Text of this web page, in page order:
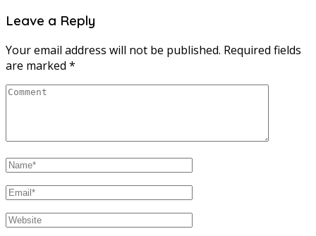
Leave a Reply
Your email address will not be published. Required fields
are marked *